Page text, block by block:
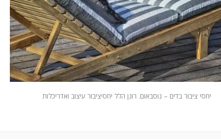
יחסי ציבור בדים – נוסבאום. רונן הלל יחסיציבור עיצוב ואדריכלות